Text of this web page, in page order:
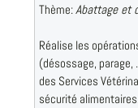
Thème:Abattage et
Réalise les
(désossage, parage,
des Services
sécurité